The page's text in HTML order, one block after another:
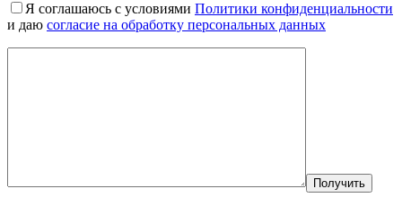
Я соглашаюсь с условиями Политики конфиденциальности
и даю согласие на обработку персональных данных